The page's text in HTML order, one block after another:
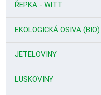
ŘEPKA - WITT
EKOLOGICKÁ OSIVA (BIO)
JETELOVINY
LUSKOVINY